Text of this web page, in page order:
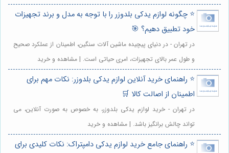
⭐️ چگونه لوازم یدکی بلدوزر را با توجه به مدل و برند تجهیزات
خود تطبیق دهیم؟ 🎯
در تهران - در دنیای پیچیده ماشین آلات سنگین، اطمینان از عملکرد صحیح
و طول عمر بالای تجهیزات، امری حیاتی است. | مشاهده و خرید
⭐️ راهنمای خرید آنلاین لوازم یدکی بلدوزر: نکات مهم برای
اطمینان از اصالت کالا 🛒
در تهران - خرید لوازم یدکی بلدوزر، به خصوص به صورت آنلاین، می
تواند چالش برانگیز باشد. | مشاهده و خرید
⭐️ راهنمای جامع خرید لوازم یدکی دامپتراک: نکات کلیدی برای